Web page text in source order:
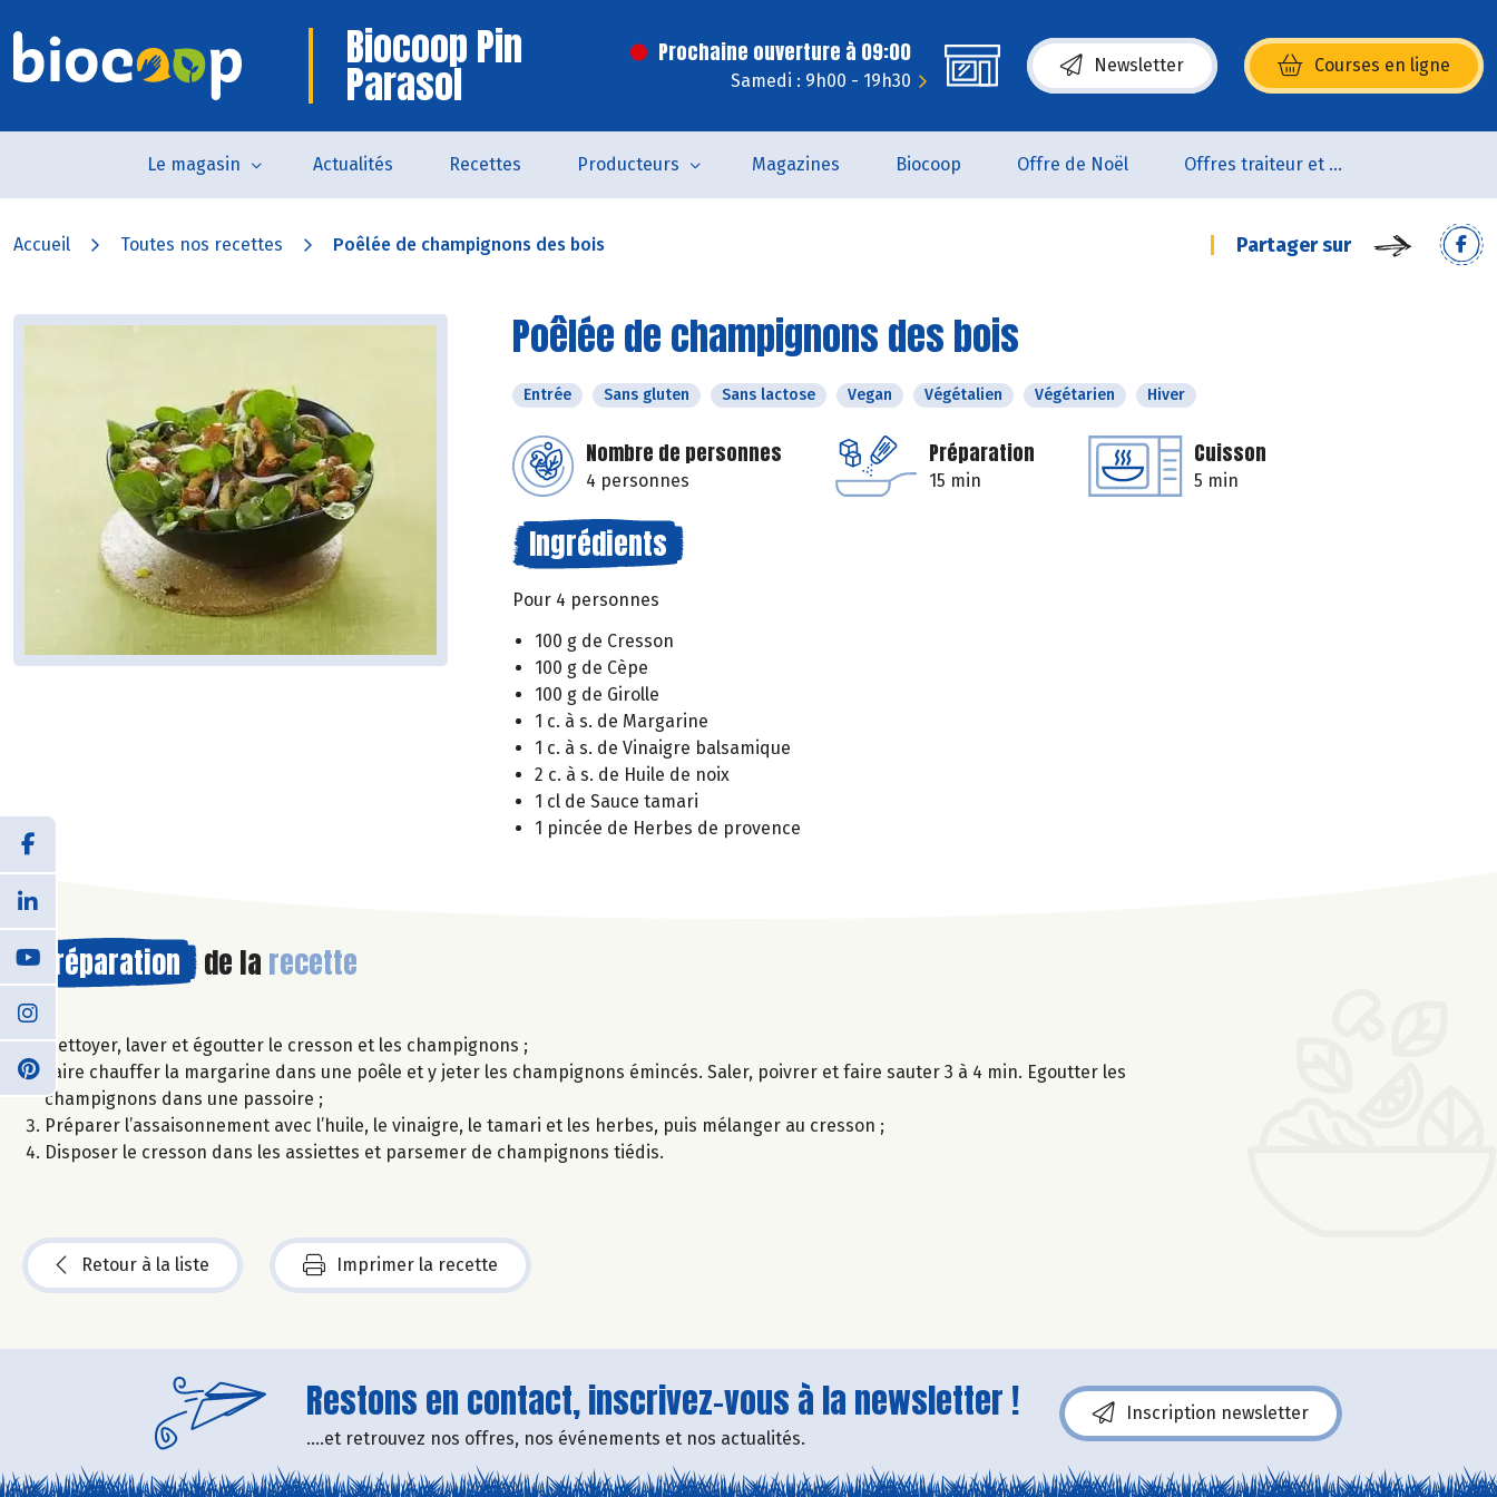
Biocoop Pin
Parasol
Prochaine ouverture à 09:00
Samedi : 9h00 - 19h30
Newsletter Courses en ligne
(s’ouvre dans une nouvelle fenêtre)
Le magasin Actualités Recettes Producteurs Magazines Biocoop Offre de Noël Offres traiteur et pâtisserie
Accueil Toutes nos recettes Poêlée de champignons des bois Partager sur
Poêlée de champignons des bois
Entrée Sans gluten Sans lactose Vegan Végétalien Végétarien Hiver
Nombre de personnes
4 personnes
Préparation
15 min
Cuisson
5 min
Ingrédients
Pour 4 personnes
100 g de Cresson
100 g de Cèpe
100 g de Girolle
1 c. à s. de Margarine
1 c. à s. de Vinaigre balsamique
2 c. à s. de Huile de noix
1 cl de Sauce tamari
1 pincée de Herbes de provence
Préparation de la recette
Nettoyer, laver et égoutter le cresson et les champignons ;
Faire chauffer la margarine dans une poêle et y jeter les champignons émincés. Saler, poivrer et faire sauter 3 à 4 min. Egoutter les
champignons dans une passoire ;
Préparer l’assaisonnement avec l’huile, le vinaigre, le tamari et les herbes, puis mélanger au cresson ;
Disposer le cresson dans les assiettes et parsemer de champignons tiédis.
Retour à la liste Imprimer la recette
Restons en contact, inscrivez-vous à la newsletter !
....et retrouvez nos offres, nos événements et nos actualités.
Inscription newsletter